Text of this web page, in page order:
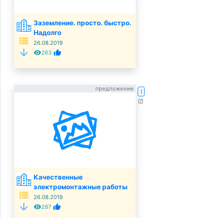
view_list
arrow_downward
Заземление. просто. быстро.
Надолго
26.08.2019
remove_red_eye263 thumb_up
предложение
view_list
arrow_downward
Качественные
электромонтажные работы
26.08.2019
remove_red_eye287 thumb_up
more_vert
open_in_new